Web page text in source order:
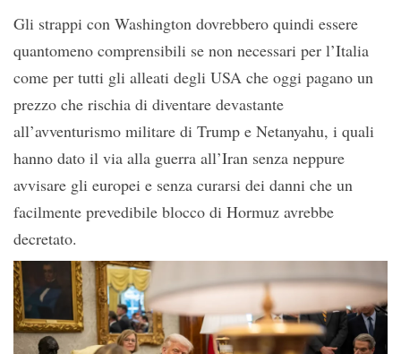
Gli strappi con Washington dovrebbero quindi essere
quantomeno comprensibili se non necessari per l’Italia
come per tutti gli alleati degli USA che oggi pagano un
prezzo che rischia di diventare devastante
all’avventurismo militare di Trump e Netanyahu, i quali
hanno dato il via alla guerra all’Iran senza neppure
avvisare gli europei e senza curarsi dei danni che un
facilmente prevedibile blocco di Hormuz avrebbe
decretato.